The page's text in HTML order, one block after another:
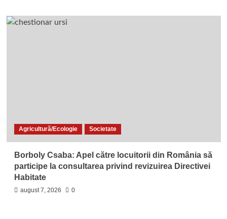
Agricultură/Ecologie Societate
Borboly Csaba: Apel către locuitorii din România să
participe la consultarea privind revizuirea Directivei
Habitate
august 7, 2026 0